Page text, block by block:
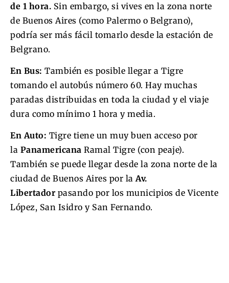
de 1 hora. Sin embargo, si vives en la zona norte
de Buenos Aires (como Palermo o Belgrano),
podría ser más fácil tomarlo desde la estación de
Belgrano.
En Bus: También es posible llegar a Tigre
tomando el autobús número 60. Hay muchas
paradas distribuidas en toda la ciudad y el viaje
dura como mínimo 1 hora y media.
En Auto: Tigre tiene un muy buen acceso por
la Panamericana Ramal Tigre (con peaje).
También se puede llegar desde la zona norte de la
ciudad de Buenos Aires por la Av.
Libertadorpasando por los municipios de Vicente
López, San Isidro y San Fernando.